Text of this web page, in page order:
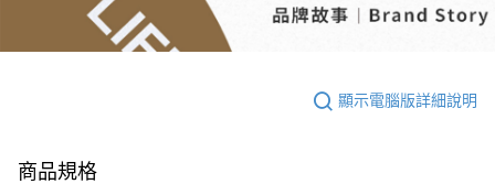
顯示電腦版詳細說明
商品規格